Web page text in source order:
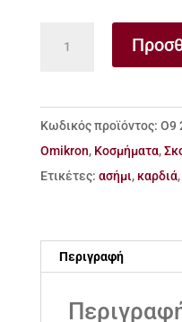
925
με
καρδιά
και
Κωδικός προϊόντος: Ο9
Omikron, Κοσμήματα,
Ετικέτες: ασήμι, καρδιά,
Περιγραφή